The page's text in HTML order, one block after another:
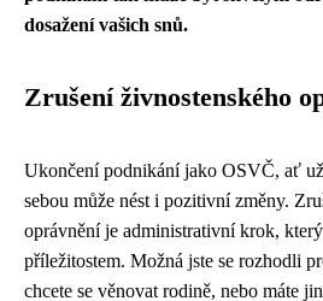
dosažení vašich snů.
Zrušení živnostenského
Ukončení podnikání jako OSVČ, ať
sebou může nést i pozitivní změny.
oprávnění je administrativní krok,
příležitostem. Možná jste se rozhodli
chcete se věnovat rodině, nebo máte